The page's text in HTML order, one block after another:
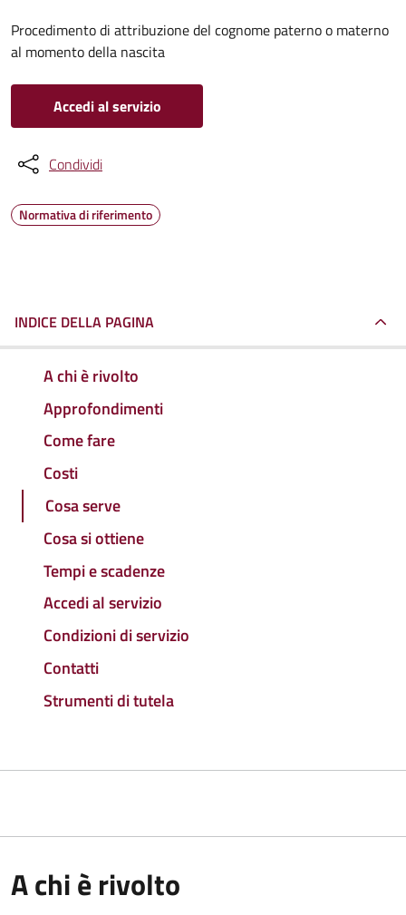
Procedimento di attribuzione del cognome paterno o materno
al momento della nascita
Accedi al servizio
Condividi
Normativa di riferimento
INDICE DELLA PAGINA
A chi è rivolto
Approfondimenti
Come fare
Costi
Cosa serve
Cosa si ottiene
Tempi e scadenze
Accedi al servizio
Condizioni di servizio
Contatti
Strumenti di tutela
A chi è rivolto